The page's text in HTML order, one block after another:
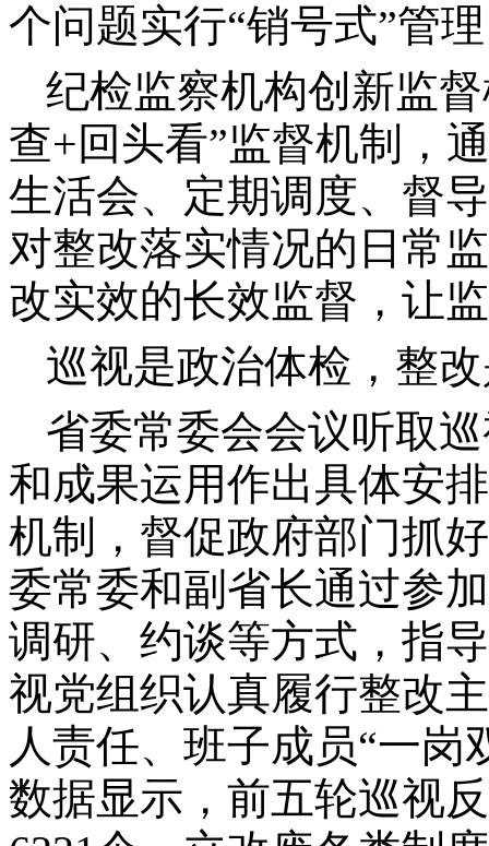
个问题实行“销号式”管
纪检监察机构创新监
查+回头看”监督机制，
生活会、定期调度、督
对整改落实情况的日常
改实效的长效监督，让
巡视是政治体检，整
省委常委会会议听取
和成果运用作出具体安
机制，督促政府部门抓
委常委和副省长通过参
调研、约谈等方式，指
视党组织认真履行整改
人责任、班子成员“一
数据显示，前五轮巡视